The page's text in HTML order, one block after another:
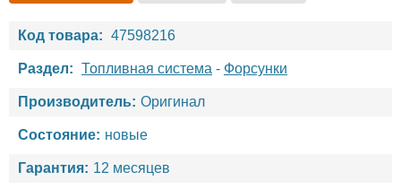
Код товара: 47598216
Раздел: Топливная система - Форсунки
Производитель: Оригинал
Состояние: новые
Гарантия: 12 месяцев